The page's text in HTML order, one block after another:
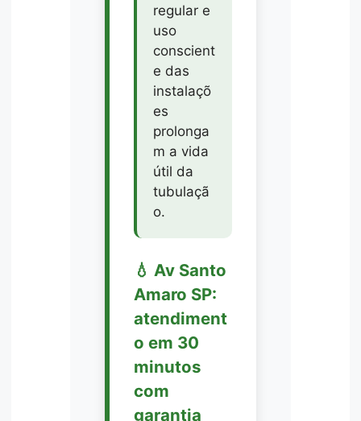
regular e
uso
conscient
e das
instalaçõ
es
prolonga
m a vida
útil da
tubulaçã
o.
💧 Av Santo
Amaro SP:
atendiment
o em 30
minutos
com
garantia